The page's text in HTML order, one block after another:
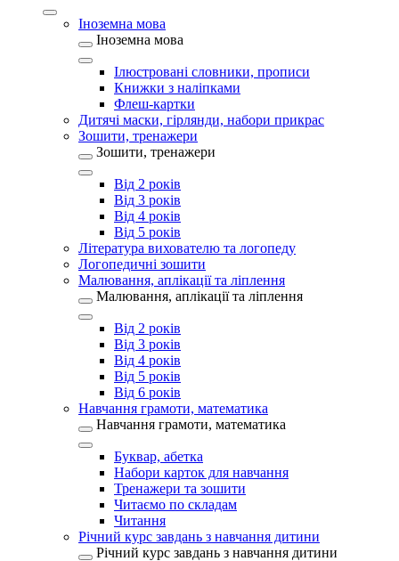
Іноземна мова
Іноземна мова
Ілюстровані словники, прописи
Книжки з наліпками
Флеш-картки
Дитячі маски, гірлянди, набори прикрас
Зошити, тренажери
Зошити, тренажери
Від 2 років
Від 3 років
Від 4 років
Від 5 років
Література вихователю та логопеду
Логопедичні зошити
Малювання, аплікації та ліплення
Малювання, аплікації та ліплення
Від 2 років
Від 3 років
Від 4 років
Від 5 років
Від 6 років
Навчання грамоти, математика
Навчання грамоти, математика
Буквар, абетка
Набори карток для навчання
Тренажери та зошити
Читаємо по складам
Читання
Річний курс завдань з навчання дитини
Річний курс завдань з навчання дитини